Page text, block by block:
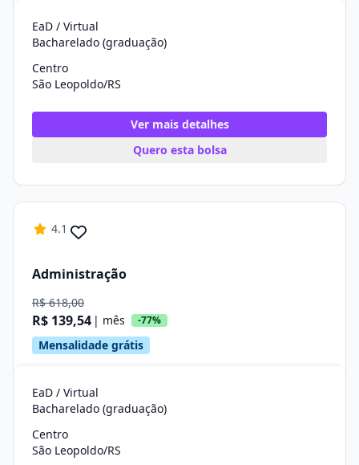
EaD / Virtual
Bacharelado (graduação)
Centro
São Leopoldo/RS
Ver mais detalhes
Quero esta bolsa
4.1
Administração
R$ 618,00
R$ 139,54 | mês -77%
Mensalidade grátis
EaD / Virtual
Bacharelado (graduação)
Centro
São Leopoldo/RS